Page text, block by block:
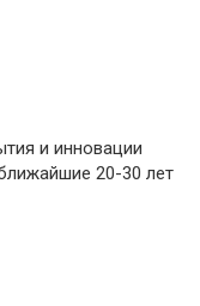
и инновации
20-30 лет